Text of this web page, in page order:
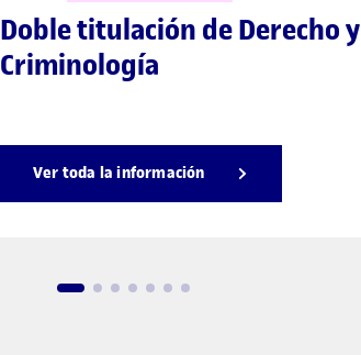
Doble titulación de Derecho y
Criminología
Ver toda la información